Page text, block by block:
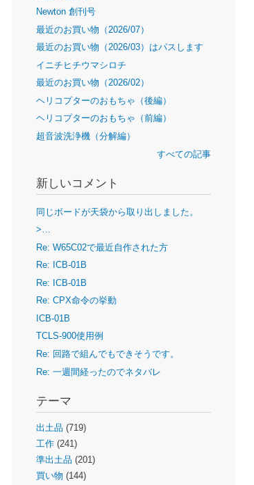
Newton 創刊号
最近のお買い物（2026/07）
最近のお買い物（2026/03）はパスします
イニチヒチウマシロチ
最近のお買い物（2026/02）
ヘリコプターのおもちゃ（後編）
ヘリコプターのおもちゃ（前編）
超音波洗浄機（分解編）
すべての記事
新しいコメント
同じボードが天袋から取り出しました。
>…
Re: W65C02で最近自作された方
Re: ICB-01B
Re: ICB-01B
Re: CPX命令の挙動
ICB-01B
TCLS-900使用例
Re: 回路で組んでもできそうです。
Re: 一週間経ったのでネタバレ
テーマ
出土品 (719)
工作(241)
準出土品 (201)
買い物 (144)